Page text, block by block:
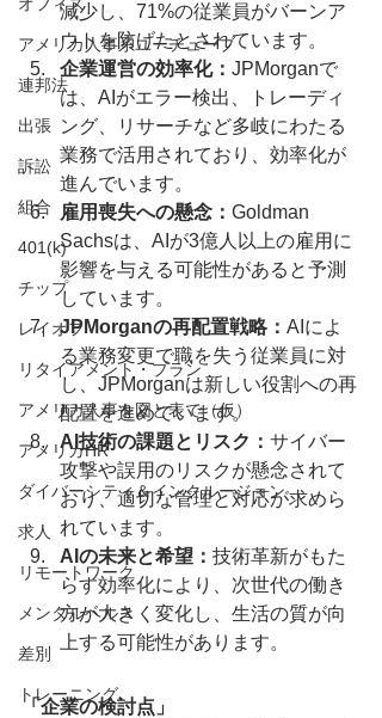
アメリカ人事系ユーチューブ
連邦法
出張
訴訟
組合
401(k)
チップ
レイオフ
リタイアメント・プラン
アメリカ人事を図と表で（仮）
アメリカHR
ダイバーシティ＆インクルージョン
求人
リモートワーク
メンタルヘルス
差別
トレーニング
減少し、71%の従業員がバーンア
ウトを防げたとされています。
企業運営の効率化： JPMorganで
は、AIがエラー検出、トレーディ
ング、リサーチなど多岐にわたる
業務で活用されており、効率化が
進んでいます。
雇用喪失への懸念： Goldman
Sachsは、AIが3億人以上の雇用に
影響を与える可能性があると予測
しています。
JPMorganの再配置戦略： AIによ
る業務変更で職を失う従業員に対
し、JPMorganは新しい役割への再
配置を進めています。
AI技術の課題とリスク： サイバー
攻撃や誤用のリスクが懸念されて
おり、適切な管理と対応が求めら
れています。
AIの未来と希望： 技術革新がもた
らす効率化により、次世代の働き
方が大きく変化し、生活の質が向
上する可能性があります。
「企業の検討点」